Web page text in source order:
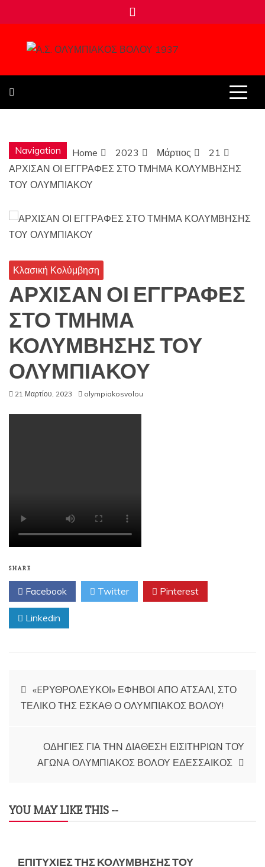
to
content
Α.Σ.
ΒΟΛΟΥ 1937
Navigation Home 2023 Μάρτιος
21
ΑΡΧΙΣΑΝ ΟΙ ΕΓΓΡΑΦΕΣ ΣΤΟ ΤΜΗΜΑ ΚΟΛΥΜΒΗΣΗΣ
ΤΟΥ ΟΛΥΜΠΙΑΚΟΥ
Κλασική Κολύμβηση
ΑΡΧΙΣΑΝ ΟΙ ΕΓΓΡΑΦΕΣ
ΣΤΟ ΤΜΗΜΑ
ΚΟΛΥΜΒΗΣΗΣ ΤΟΥ
ΟΛΥΜΠΙΑΚΟΥ
21 Μαρτίου, 2023 olympiakosvolou
SHARE
Facebook Twitter Pinterest
Linkedin
άρθρων«EΡΥΘΡΟΛΕΥΚΟΙ» ΕΦΗΒΟΙ ΑΠΟ ΑΤΣΑΛΙ, ΣΤΟ
ΤΕΛΙΚΟ ΤΗΣ ΕΣΚΑΘ Ο ΟΛΥΜΠΙΑΚΟΣ ΒΟΛΟΥ!
ΟΔΗΓΙΕΣ ΓΙΑ ΤΗΝ ΔΙΑΘΕΣΗ ΕΙΣΙΤΗΡΙΩΝ ΤΟΥ
ΑΓΩΝΑ ΟΛΥΜΠΙΑΚΟΣ ΒΟΛΟΥ ΕΔΕΣΣΑΙΚΟΣ
YOU MAY LIKE THIS --
ΕΠΙΤΥΧΙΕΣ ΤΗΣ ΚΟΛΥΜΒΗΣΗΣ ΤΟΥ